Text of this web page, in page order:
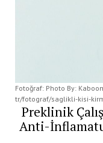
Fotoğraf: Photo By:
tr/fotograf/saglikli-kisi-
Preklinik
Anti-